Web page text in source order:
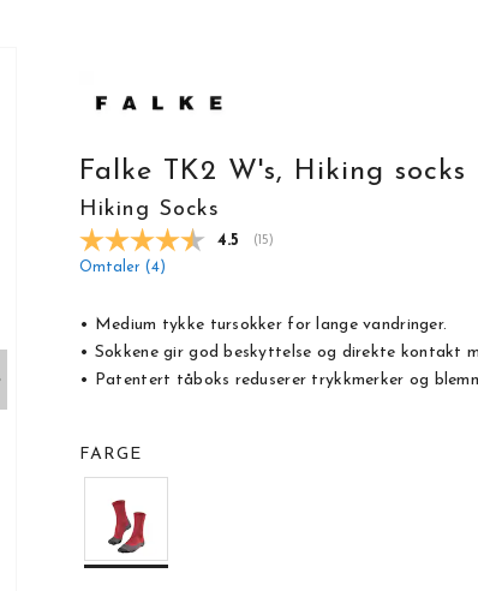
Falke TK2 W's, Hiking socks
Hiking Socks
Gjennomsnittskarakter:
4.5 ( stemmer:
15)
Omtaler (4)
• Medium tykke tursokker for lange vandringer.
• Sokkene gir god beskyttelse og direkte kontakt
• Patentert tåboks reduserer trykkmerker og
FARGE